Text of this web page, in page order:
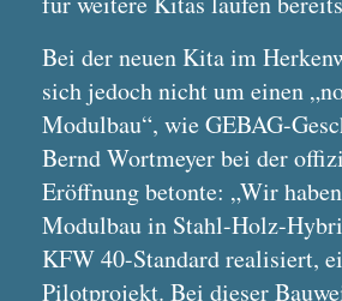
Bei der neuen Kita im
sich jedoch nicht um einen
Modulbau“, wie GEBAG-
Bernd Wortmeyer bei der
Eröffnung betonte: „Wir
Modulbau in Stahl-Holz-
KFW 40-Standard realisiert,
Pilotprojekt. Bei dieser